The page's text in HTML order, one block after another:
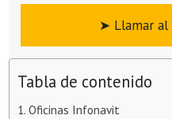
➤ Llamar al
Tabla de contenido
Oficinas Infonavit